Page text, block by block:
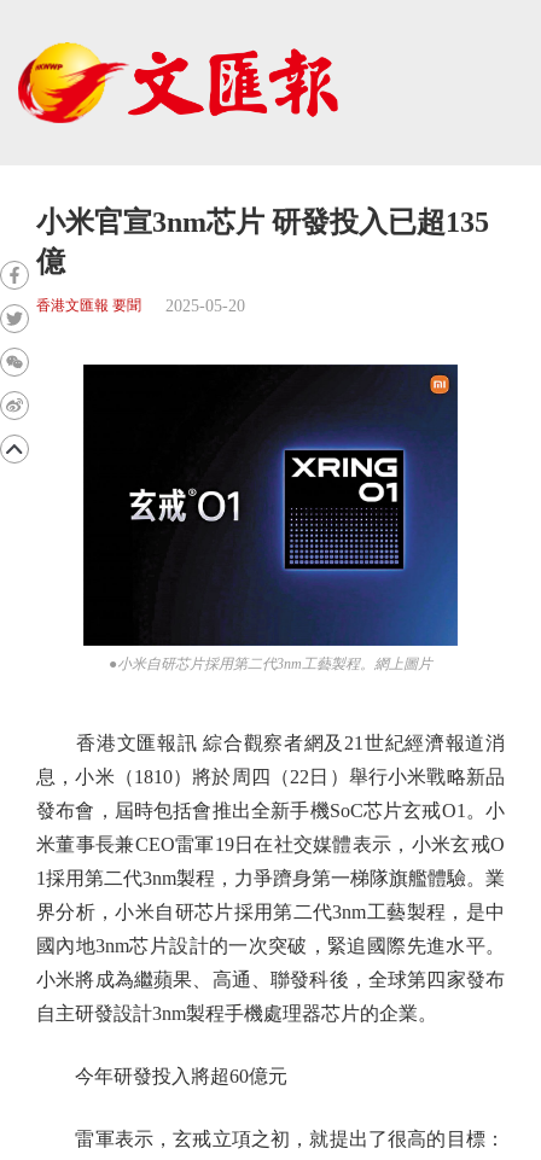
小米官宣3nm芯片 研發投入已超135
億
香港文匯報 要聞 2025-05-20
●小米自研芯片採用第二代3nm工藝製程。網上圖片
香港文匯報訊 綜合觀察者網及21世紀經濟報道消
息，小米（1810）將於周四（22日）舉行小米戰略新品
發布會，屆時包括會推出全新手機SoC芯片玄戒O1。小
米董事長兼CEO雷軍19日在社交媒體表示，小米玄戒O
1採用第二代3nm製程，力爭躋身第一梯隊旗艦體驗。業
界分析，小米自研芯片採用第二代3nm工藝製程，是中
國內地3nm芯片設計的一次突破，緊追國際先進水平。
小米將成為繼蘋果、高通、聯發科後，全球第四家發布
自主研發設計3nm製程手機處理器芯片的企業。
今年研發投入將超60億元
雷軍表示，玄戒立項之初，就提出了很高的目標：